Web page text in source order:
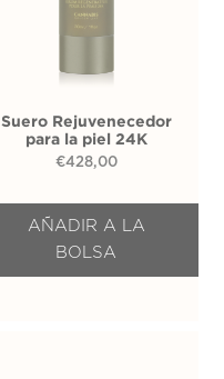
Suero Rejuvenecedor
para la piel 24K
€428,00
AÑADIR A LA
BOLSA